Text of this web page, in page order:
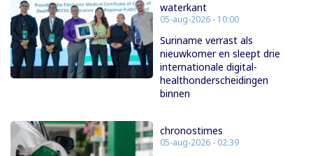
waterkant
05-aug-2026 - 10:00
Suriname verrast als
nieuwkomer en sleept drie
internationale digital-
healthonderscheidingen
binnen
chronostimes
05-aug-2026 - 02:39